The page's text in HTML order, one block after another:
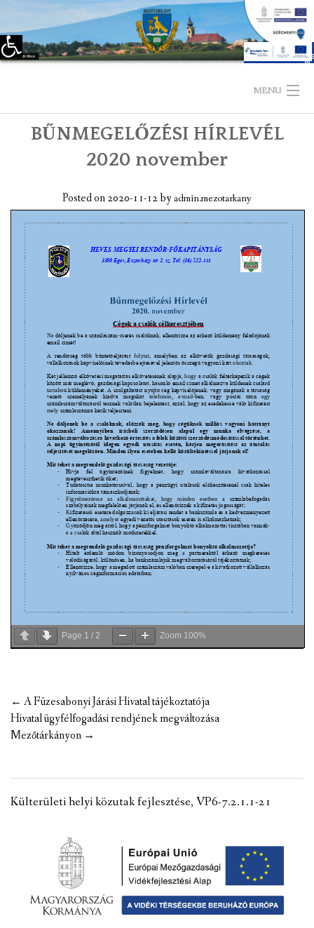
Eszköztár megnyitása
MENU
KEZDŐLAP
LÁTNIVALÓK
KAPCSOLAT
ÖNKORMÁNYZAT
KÉPVISELŐ-TESTÜLET
VÁLASZTÁSI INFORMÁCIÓK
NEMZETISÉGI ÖNKORMÁNYZAT
TÁRSULÁS
PÁLYÁZATOK
HIRDETMÉNYEK
ÓVODA ÉS MINI BÖLCSŐDE
BŰNMEGELŐZÉSI HÍRLEVÉL
2020 november
Posted on2020-11-12byadmin.mezotarkany
Page 1 / 2 Zoom 100%
Post
navigation
← A Füzesabonyi Járási Hivatal tájékoztatója
Hivatal ügyfélfogadási rendjének megváltozása
Mezőtárkányon →
Külterületi helyi közutak fejlesztése, VP6-7.2.1.1-21